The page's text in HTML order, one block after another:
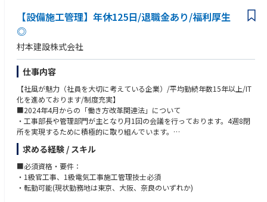
【設備施工管理】年休125日/退職金あり/福利厚生
◎
村本建設株式会社
仕事内容
【社風が魅力（社員を大切に考えている企業）/平均勤続年数15年以上/IT
化を進めております/制度充実】
■2024年4月からの「働き方改革関連法」について
・工事部長や管理部門が主となり月1回の会議を行っております。4週8閉
所を実現するために積極的に取り組んでいます。
■業務内容
・総合建設業として事業を行う同社にて、受注した建築物の設備施工管理
業務全般をお任せいたします。マンション、医療・福祉施設、教育・文化
施設、オフィスビル、工場、商業施設、官公庁などの現場責任者として品
質・工程・安全･原価の管理をお任せいたします。
求める経験 / スキル
■必須資格・要件：
・1級官工事、1級電気工事施工管理技士必須
・転勤可能(現状勤務地は東京、大阪、奈良のいずれか)